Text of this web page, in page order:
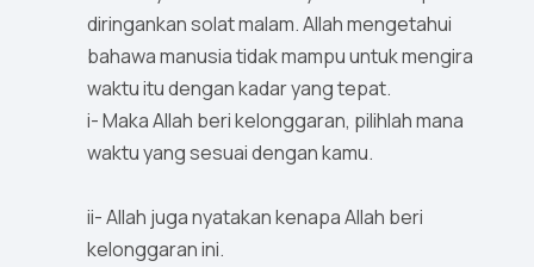
diringankan solat malam. Allah mengetahui
bahawa manusia tidak mampu untuk mengira
waktu itu dengan kadar yang tepat.
i- Maka Allah beri kelonggaran, pilihlah mana
waktu yang sesuai dengan kamu.
ii- Allah juga nyatakan kenapa Allah beri
kelonggaran ini.